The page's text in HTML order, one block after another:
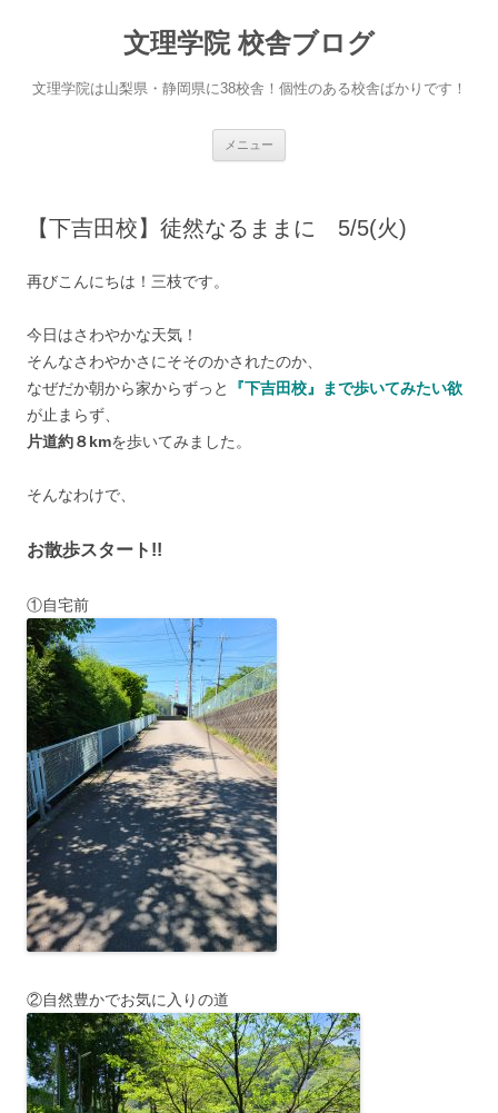
文理学院 校舎ブログ
文理学院は山梨県・静岡県に38校舎！個性のある校舎ばかりです！
メニュー
ス
【下吉田校】徒然なるままに 5/5(火)
再びこんにちは！三枝です。
今日はさわやかな天気！
そんなさわやかさにそそのかされたのか、
なぜだか朝から家からずっと
『下吉田校』まで歩いてみたい欲
が止まらず、
片道約８kmを歩いてみました。
そんなわけで、
お散歩スタート!!
①自宅前
②自然豊かでお気に入りの道